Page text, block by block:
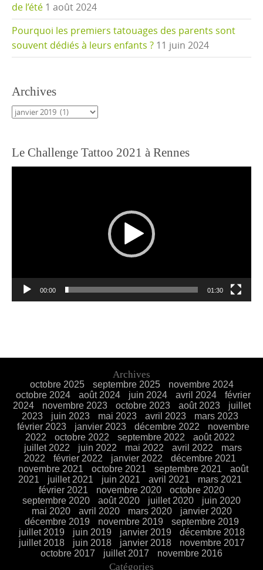
de l’été 1 août 2024
Pourquoi les premiers tatouages des parents sont
souvent dédiés à leurs enfants ? 11 juin 2024
Archives
Archives
Le Challenge Tattoo 2021 à Rennes
00:00 01:30
Archives
octobre 2025 septembre 2025
novembre 2024
octobre 2024
août 2024 juin 2024 avril 2024
février
2024
novembre 2023 octobre 2023 août 2023
juillet
2023
juin 2023 mai 2023 avril 2023
mars 2023
février 2023
janvier 2023 décembre 2022
novembre
2022
octobre 2022 septembre 2022
août 2022
juillet 2022
juin 2022 mai 2022 avril 2022
mars
2022
février 2022 janvier 2022
décembre 2021
novembre 2021
octobre 2021 septembre 2021
août
2021
juillet 2021 juin 2021 avril 2021
mars 2021
février 2021
novembre 2020
octobre 2020
septembre 2020
août 2020 juillet 2020
juin 2020
mai 2020
avril 2020 mars 2020
janvier 2020
décembre 2019
novembre 2019
septembre 2019
juillet 2019
juin 2019 janvier 2019
décembre 2018
juillet 2018
juin 2018 janvier 2018
novembre 2017
octobre 2017
juillet 2017 novembre 2016
Catégories